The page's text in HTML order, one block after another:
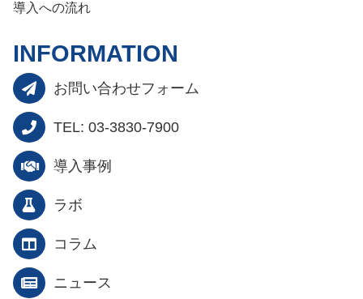
導入への流れ
INFORMATION
お問い合わせフォーム
TEL: 03-3830-7900
導入事例
ラボ
コラム
ニュース